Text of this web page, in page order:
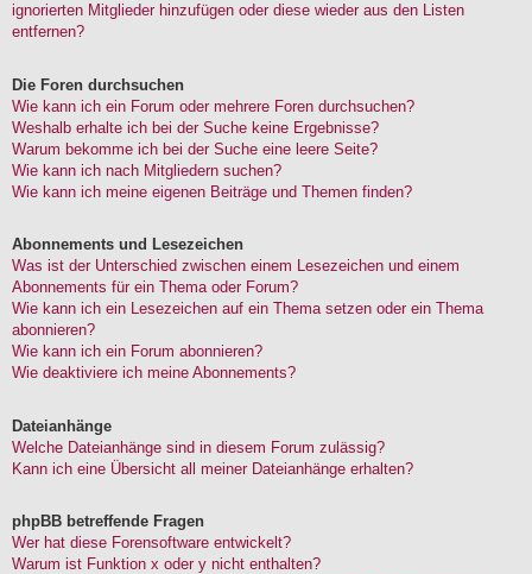
ignorierten Mitglieder hinzufügen oder diese wieder aus den Listen
entfernen?
Die Foren durchsuchen
Wie kann ich ein Forum oder mehrere Foren durchsuchen?
Weshalb erhalte ich bei der Suche keine Ergebnisse?
Warum bekomme ich bei der Suche eine leere Seite?
Wie kann ich nach Mitgliedern suchen?
Wie kann ich meine eigenen Beiträge und Themen finden?
Abonnements und Lesezeichen
Was ist der Unterschied zwischen einem Lesezeichen und einem
Abonnements für ein Thema oder Forum?
Wie kann ich ein Lesezeichen auf ein Thema setzen oder ein Thema
abonnieren?
Wie kann ich ein Forum abonnieren?
Wie deaktiviere ich meine Abonnements?
Dateianhänge
Welche Dateianhänge sind in diesem Forum zulässig?
Kann ich eine Übersicht all meiner Dateianhänge erhalten?
phpBB betreffende Fragen
Wer hat diese Forensoftware entwickelt?
Warum ist Funktion x oder y nicht enthalten?